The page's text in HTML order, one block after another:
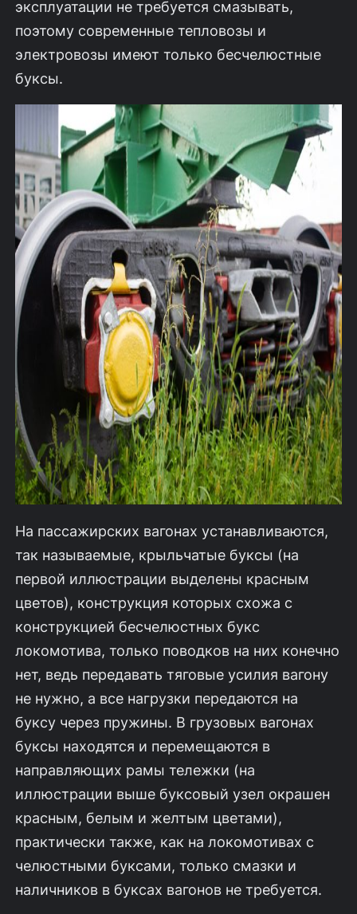
эксплуатации не требуется смазывать,
поэтому современные тепловозы и
электровозы имеют только бесчелюстные
буксы.
На пассажирских вагонах устанавливаются,
так называемые, крыльчатые буксы (на
первой иллюстрации выделены красным
цветов), конструкция которых схожа с
конструкцией бесчелюстных букс
локомотива, только поводков на них конечно
нет, ведь передавать тяговые усилия вагону
не нужно, а все нагрузки передаются на
буксу через пружины. В грузовых вагонах
буксы находятся и перемещаются в
направляющих рамы тележки (на
иллюстрации выше буксовый узел окрашен
красным, белым и желтым цветами),
практически также, как на локомотивах с
челюстными буксами, только смазки и
наличников в буксах вагонов не требуется.